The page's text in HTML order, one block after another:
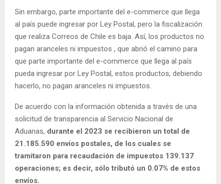
Sin embargo, parte importante del e-commerce que llega
al país puede ingresar por Ley Postal, pero la fiscalización
que realiza Correos de Chile es baja. Así, los productos no
pagan aranceles ni impuestos , que abrió el camino para
que parte importante del e-commerce que llega al país
pueda ingresar por Ley Postal, estos productos, debiendo
hacerlo, no pagan aranceles ni impuestos.
De acuerdo con la información obtenida a través de una
solicitud de transparencia al Servicio Nacional de
Aduanas, durante el 2023 se recibieron un total de
21.185.590 envíos postales, de los cuales se
tramitaron para recaudación de impuestos 139.137
operaciones; es decir, sólo tributó un 0.07% de estos
envíos.